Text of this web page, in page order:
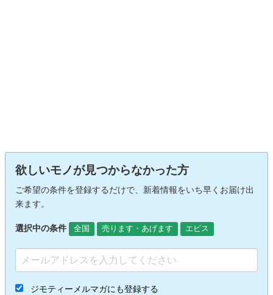
欲しいモノが見つからなかった方
ご希望の条件を登録するだけで、新着情報をいち早くお届け出
来ます。
選択中の条件 全国 売ります・あげます エビス
ジモティーメルマガにも登録する